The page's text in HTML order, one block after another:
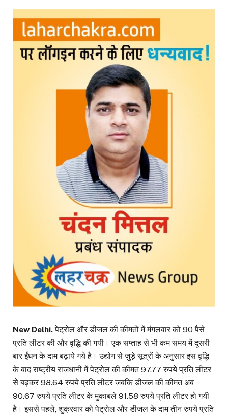
New Delhi.पेट्रोल और डीजल की कीमतों में मंगलवार को 90 पैसे
प्रति लीटर की और वृद्धि की गयी। एक सप्ताह से भी कम समय में दूसरी
बार ईंधन के दाम बढ़ाये गये है। उद्योग से जुड़े सूत्रों के अनुसार इस वृद्धि
के बाद राष्ट्रीय राजधानी में पेट्रोल की कीमत 97.77 रुपये प्रति लीटर
से बढ़कर 98.64 रुपये प्रति लीटर जबकि डीजल की कीमत अब
90.67 रुपये प्रति लीटर के मुकाबले 91.58 रुपये प्रति लीटर हो गयी
है। इससे पहले, शुक्रवार को पेट्रोल और डीजल के दाम तीन रुपये प्रति